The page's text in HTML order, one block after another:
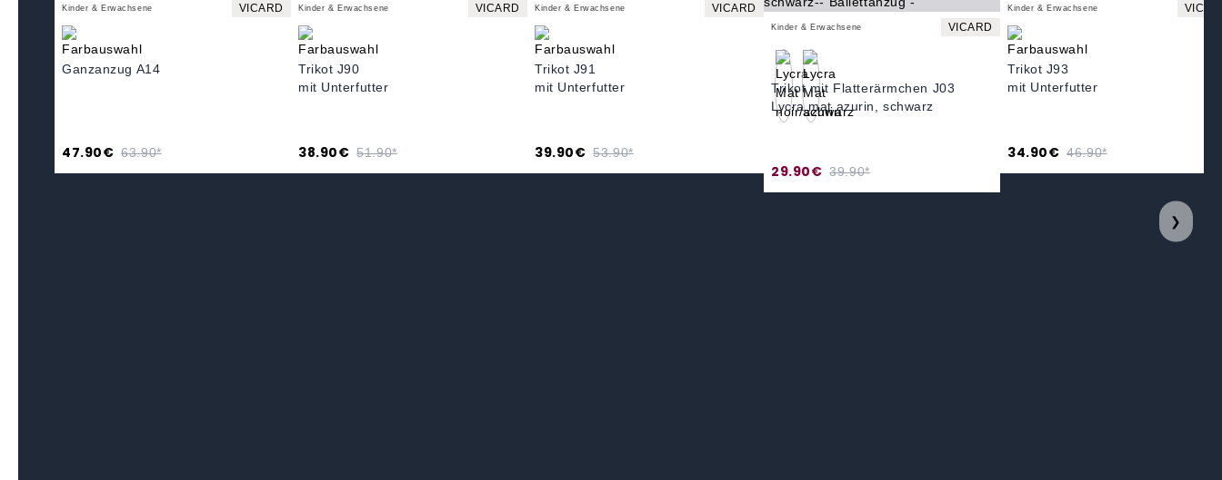
Kinder & Erwachsene VICARD
Ganzanzug A14
47.90€ 63.90*
Kinder & Erwachsene VICARD
Trikot J90
mit Unterfutter
38.90€ 51.90*
Kinder & Erwachsene VICARD
Trikot J91
mit Unterfutter
39.90€ 53.90*
Kinder & Erwachsene VICARD
Trikot mit Flatterärmchen J03
Lycra mat azurin, schwarz
29.90€ 39.90*
Kinder & Erwachsene
Trikot J93
mit Unterfutter
34.90€ 46.90*
❯